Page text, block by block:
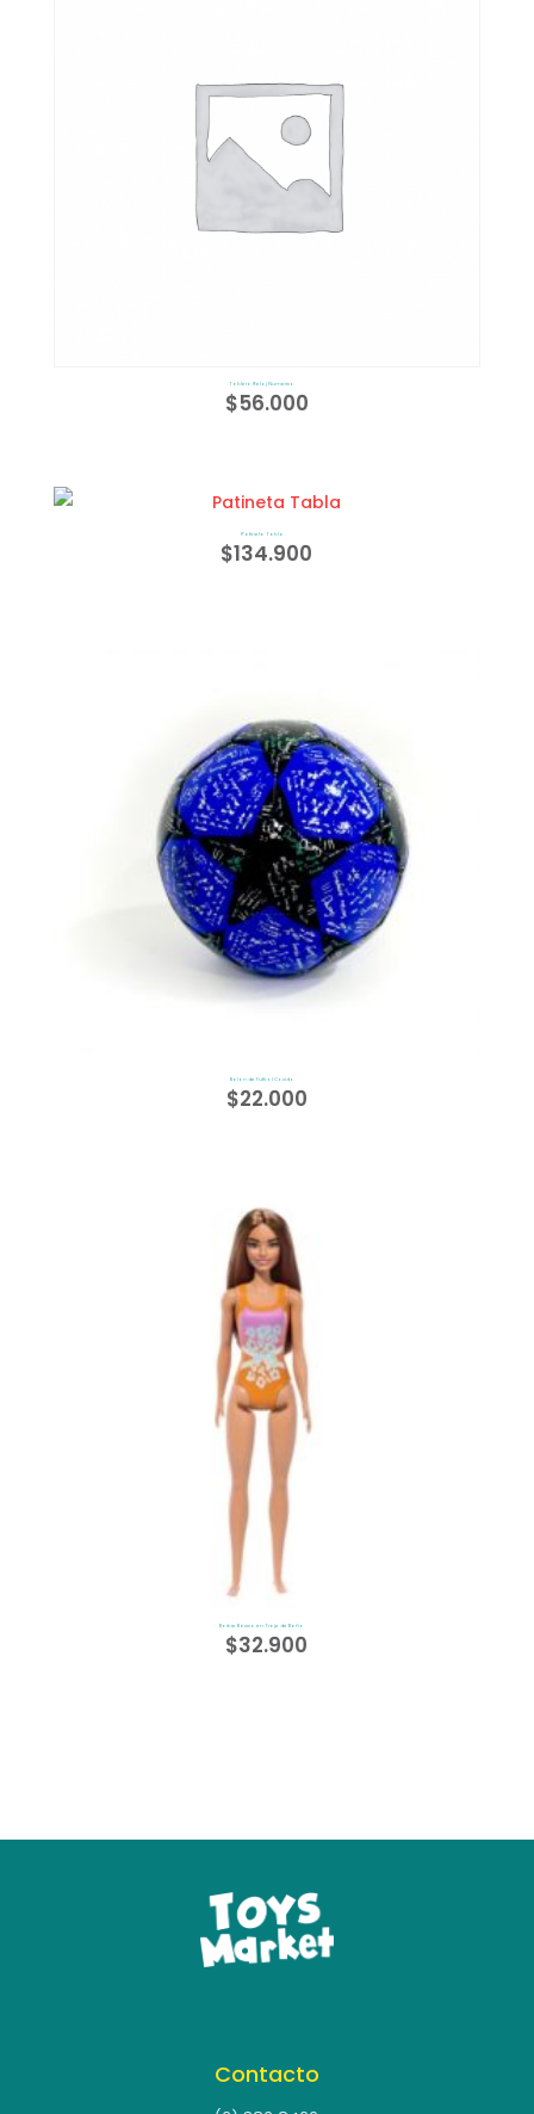
Tablero Reloj Numerico
$56.000
Patineta Tabla
$134.900
Balón de Futbol Cocido
$22.000
Barbie Básica en Traje de Baño
$32.900
Contacto